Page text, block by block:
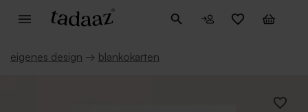
eigenes design → blankokarten